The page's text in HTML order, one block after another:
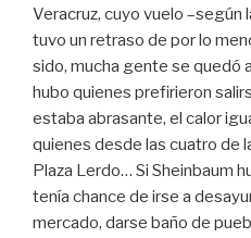
Veracruz, cuyo vuelo –según
tuvo un retraso de por lo
sido, mucha gente se quedó
hubo quienes prefirieron
estaba abrasante, el calor
quienes desde las cuatro de
Plaza Lerdo… Si Sheinbaum
tenía chance de irse a
mercado, darse baño de